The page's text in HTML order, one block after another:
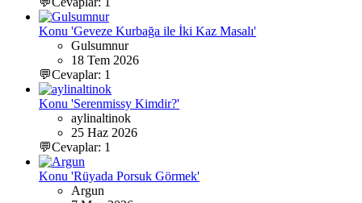
Konu 'Geveze Kurbağa ile İki Kaz Masalı'
Gulsumnur
18 Tem 2026
💬Cevaplar: 1
Konu 'Serenmissy Kimdir?'
aylinaltinok
25 Haz 2026
💬Cevaplar: 1
Konu 'Rüyada Porsuk Görmek'
Argun